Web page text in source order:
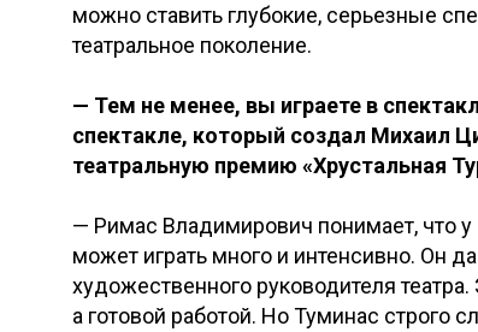
можно ставить глубокие, серьезные
театральное поколение.
— Тем не менее, вы играете в
спектакле, который создал Михаил
театральную премию «Хрустальная
— Римас Владимирович понимает, что у
может играть много и интенсивно. Он
художественного руководителя
а готовой работой. Но Туминас строго